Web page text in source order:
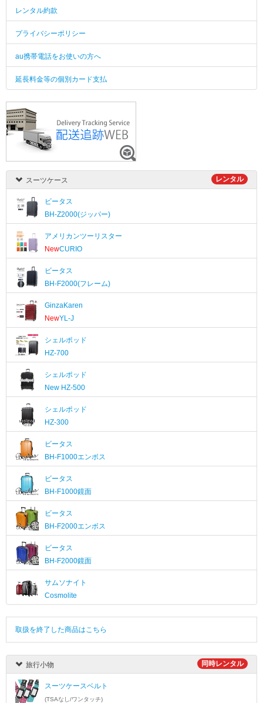
レンタル約款
プライバシーポリシー
au携帯電話をお使いの方へ
延長料金等の個別カード支払
スーツケース レンタル
ビータス
BH-Z2000(ジッパー)
アメリカンツーリスター
NewCURIO
ビータス
BH-F2000(フレーム)
GinzaKaren
NewYL-J
シェルポッド
HZ-700
シェルポッド
New HZ-500
シェルポッド
HZ-300
ビータス
BH-F1000エンボス
ビータス
BH-F1000鏡面
ビータス
BH-F2000エンボス
ビータス
BH-F2000鏡面
サムソナイト
Cosmolite
取扱を終了した商品はこちら
旅行小物 同時レンタル
スーツケースベルト
(TSAなし/ワンタッチ)